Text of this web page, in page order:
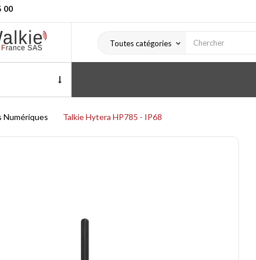
00
Toutes catégories keyboard_arrow_down
Numériques Talkie Hytera HP785 - IP68